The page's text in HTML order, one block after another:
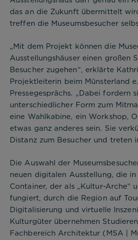
das an die Zukunft übermittelt
treffen die Museumsbesucher
„Mit dem Projekt können die
Ausstellungshäuser einen großen
Besucher zugehen“, erklärte
Projektleiterin beim Münsterland
Pressegesprächs. „Dabei fordern
unterschiedlicher Form zum
eine Wahlkabine, ein Workshop,
etwas ganz anderes sein. Sie
Distanz zum Besucher und treten
Die Auswahl der
neuen digitalen Ausstellung, die
Container, der als „Kultur-Arche“
fungiert, durch die Region auf
Digitalisierung und virtuelle
Kulturgüter übernehmen
Fachbereich Architektur (MSA |